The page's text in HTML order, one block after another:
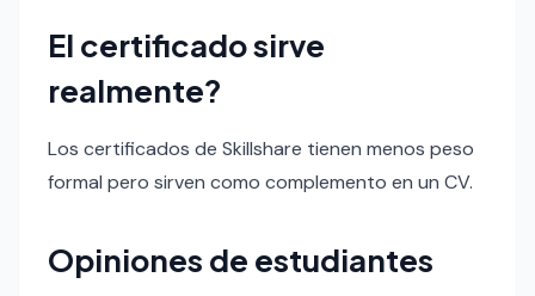
El certificado sirve
realmente?
Los certificados de Skillshare tienen menos peso
formal pero sirven como complemento en un CV.
Opiniones de estudiantes